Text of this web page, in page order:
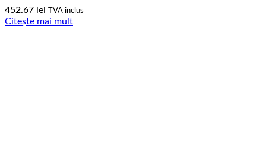
452.67 lei TVA inclus
Citește mai mult